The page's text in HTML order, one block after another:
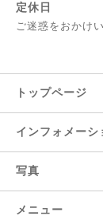
定休日
ご迷惑をおかけ
トップページ
インフォメーシ
写真
メニュー